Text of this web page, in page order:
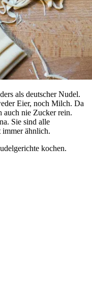
als deutscher Nudel.
Eier, noch Milch. Da
auch nie Zucker rein.
Sie sind alle
immer ähnlich.
kochen.